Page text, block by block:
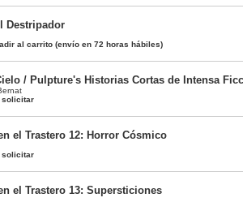
Destripador
al carrito (envío en 72 horas hábiles)
/ Pulpture's Historias Cortas de Intensa
solicitar
el Trastero 12: Horror Cósmico
solicitar
el Trastero 13: Supersticiones